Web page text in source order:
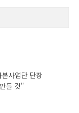
사업단 단장
들 것"